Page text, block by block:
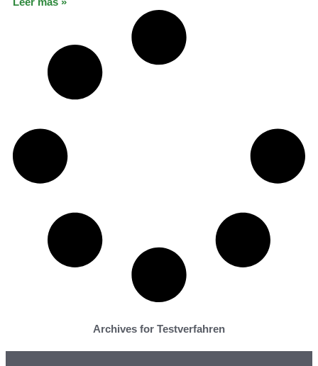
Archives for Testverfahren